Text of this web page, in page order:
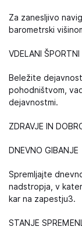
Za zanesljivo
barometrski
VDELANI ŠPORTNI
Beležite
pohodništvom,
dejavnostmi.
ZDRAVJE IN
DNEVNO GIBANJE
Spremljajte
nadstropja, v
kar na zapestju3.
STANJE